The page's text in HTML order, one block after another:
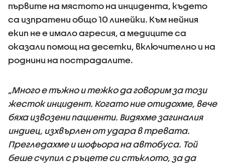
първите на мястото на инцидента, където
са изпратени общо 10 линейки. Към нейния
екип не е имало агресия, а медиците са
оказали помощ на десетки, включително и на
роднини на пострадалите.
„Много е тъжно и тежко да говорим за този
жесток инцидент. Когато ние отидохме, вече
бяха извозени пациенти. Видяхме загиналия
индиец, изхвърлен от удара в тревата.
Прегледахме и шофьора на автобуса. Той
беше счупил с ръцете си стъклото, за да